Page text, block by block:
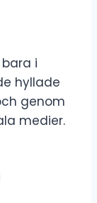
i
hyllade
genom
medier.